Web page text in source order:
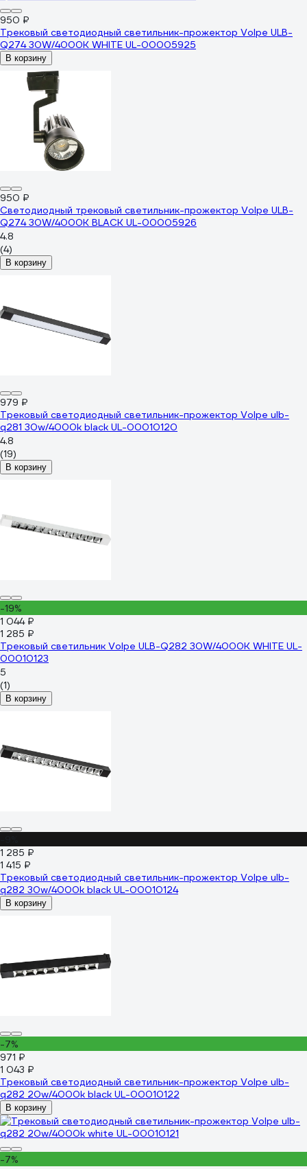
950 ₽
Трековый светодиодный светильник-прожектор Volpe ULB-
Q274 30W/4000К WHITE UL-00005925
В корзину
950 ₽
Светодиодный трековый светильник-прожектор Volpe ULB-
Q274 30W/4000К BLACK UL-00005926
4.8
(4)
В корзину
979 ₽
Трековый светодиодный светильник-прожектор Volpe ulb-
q281 30w/4000k black UL-00010120
4.8
(19)
В корзину
-19%
1 044 ₽
1 285 ₽
Трековый светильник Volpe ULB-Q282 30W/4000K WHITE UL-
00010123
5
(1)
В корзину
1 285 ₽
1 415 ₽
Трековый светодиодный светильник-прожектор Volpe ulb-
q282 30w/4000k black UL-00010124
В корзину
-7%
971 ₽
1 043 ₽
Трековый светодиодный светильник-прожектор Volpe ulb-
q282 20w/4000k black UL-00010122
В корзину
-7%